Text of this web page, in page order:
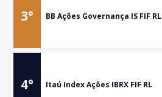
3° BB Ações Governança IS FIF RL
4° Itaú Index Ações IBRX FIF RL